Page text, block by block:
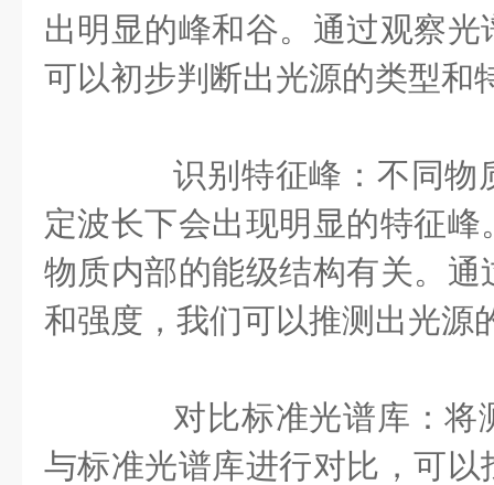
出明显的峰和谷。通过观察
可以初步判断出光源的类型和
识别特征峰：不同物
定波长下会出现明显的特征
物质内部的能级结构有关。
和强度，我们可以推测出光源
对比标准光谱库：将
与标准光谱库进行对比，可